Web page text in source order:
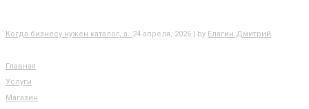
Когда бизнесу нужен каталог, а…24 апреля, 2026 | by Елагин Дмитрий
Главная
Услуги
Магазин